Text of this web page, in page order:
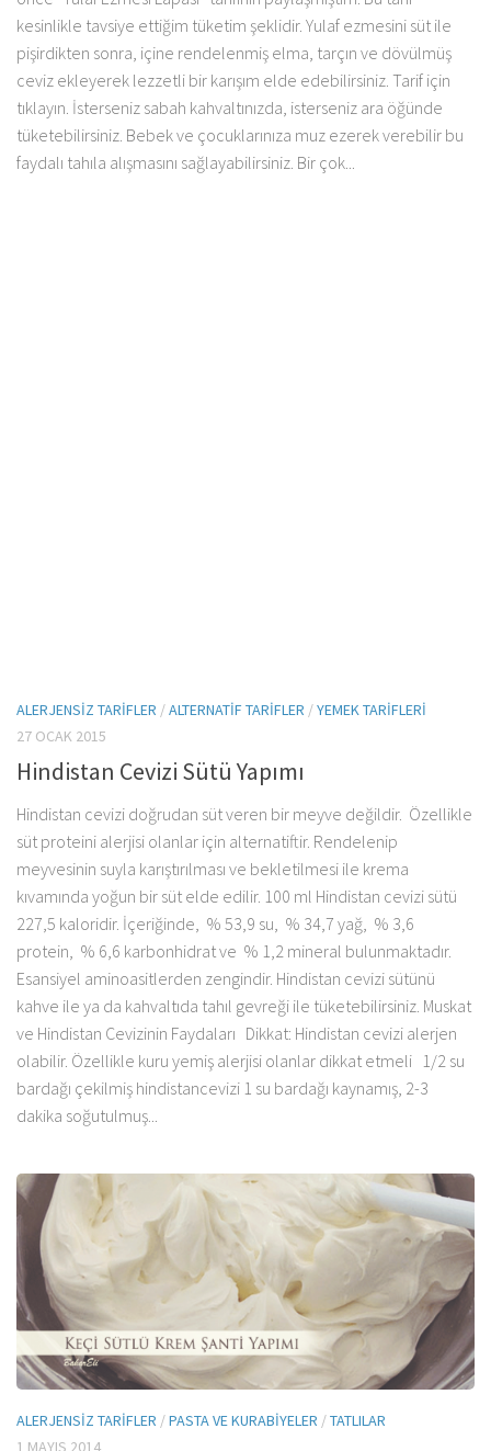
kesinlikle tavsiye ettiğim tüketim şeklidir. Yulaf ezmesini süt ile
pişirdikten sonra, içine rendelenmiş elma, tarçın ve dövülmüş
ceviz ekleyerek lezzetli bir karışım elde edebilirsiniz. Tarif için
tıklayın. İsterseniz sabah kahvaltınızda, isterseniz ara öğünde
tüketebilirsiniz. Bebek ve çocuklarınıza muz ezerek verebilir bu
faydalı tahıla alışmasını sağlayabilirsiniz. Bir çok...
ALERJENSIZ TARIFLER /ALTERNATIF TARIFLER /YEMEK TARIFLERI
27 OCAK 2015
Hindistan Cevizi Sütü Yapımı
Hindistan cevizi doğrudan süt veren bir meyve değildir. Özellikle
süt proteini alerjisi olanlar için alternatiftir. Rendelenip
meyvesinin suyla karıştırılması ve bekletilmesi ile krema
kıvamında yoğun bir süt elde edilir. 100 ml Hindistan cevizi sütü
227,5 kaloridir. İçeriğinde, % 53,9 su, % 34,7 yağ, % 3,6
protein, % 6,6 karbonhidrat ve % 1,2 mineral bulunmaktadır.
Esansiyel aminoasitlerden zengindir. Hindistan cevizi sütünü
kahve ile ya da kahvaltıda tahıl gevreği ile tüketebilirsiniz. Muskat
ve Hindistan Cevizinin Faydaları Dikkat: Hindistan cevizi alerjen
olabilir. Özellikle kuru yemiş alerjisi olanlar dikkat etmeli 1/2 su
bardağı çekilmiş hindistancevizi 1 su bardağı kaynamış, 2-3
dakika soğutulmuş...
ALERJENSIZ TARIFLER /PASTA VE KURABIYELER /TATLILAR
1 MAYIS 2014